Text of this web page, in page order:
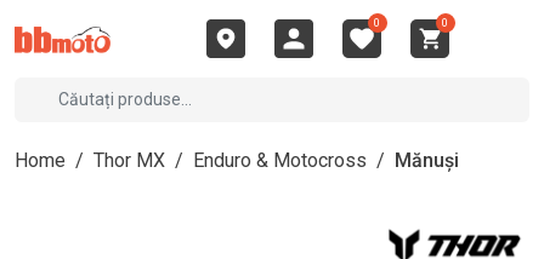
0 0
Home / Thor MX / Enduro & Motocross / Mănuși